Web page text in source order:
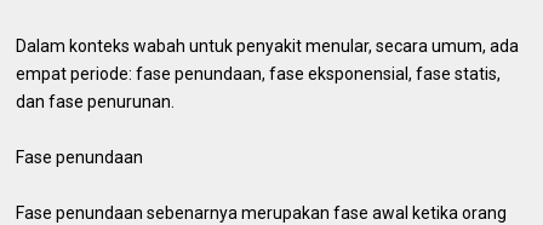
Dalam konteks wabah untuk penyakit menular, secara umum, ada
empat periode: fase penundaan, fase eksponensial, fase statis,
dan fase penurunan.
Fase penundaan
Fase penundaan sebenarnya merupakan fase awal ketika orang